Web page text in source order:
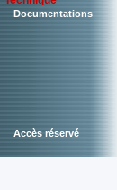
Documentations
Accès réservé